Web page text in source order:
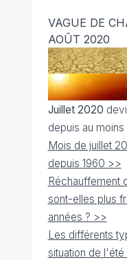
VAGUE DE
AOÛT 2020
Juillet 2020
depuis au moins
Mois de juillet
depuis 1960 >>
Réchauffement
sont-elles plus
années ? >>
Les différents
situation de